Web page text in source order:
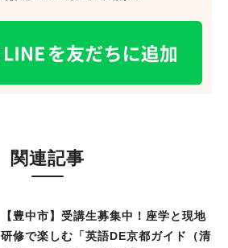
関連記事
【豊中市】受講生募集中！座学と現地
研修で楽しむ「英語DE京都ガイド（清